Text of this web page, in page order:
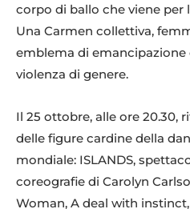
corpo di ballo che viene per
Una Carmen collettiva,
emblema di
violenza di genere.
Il 25 ottobre, alle ore 20.30,
delle figure cardine della
mondiale: ISLANDS,
coreografie di Carolyn
Woman, A deal with